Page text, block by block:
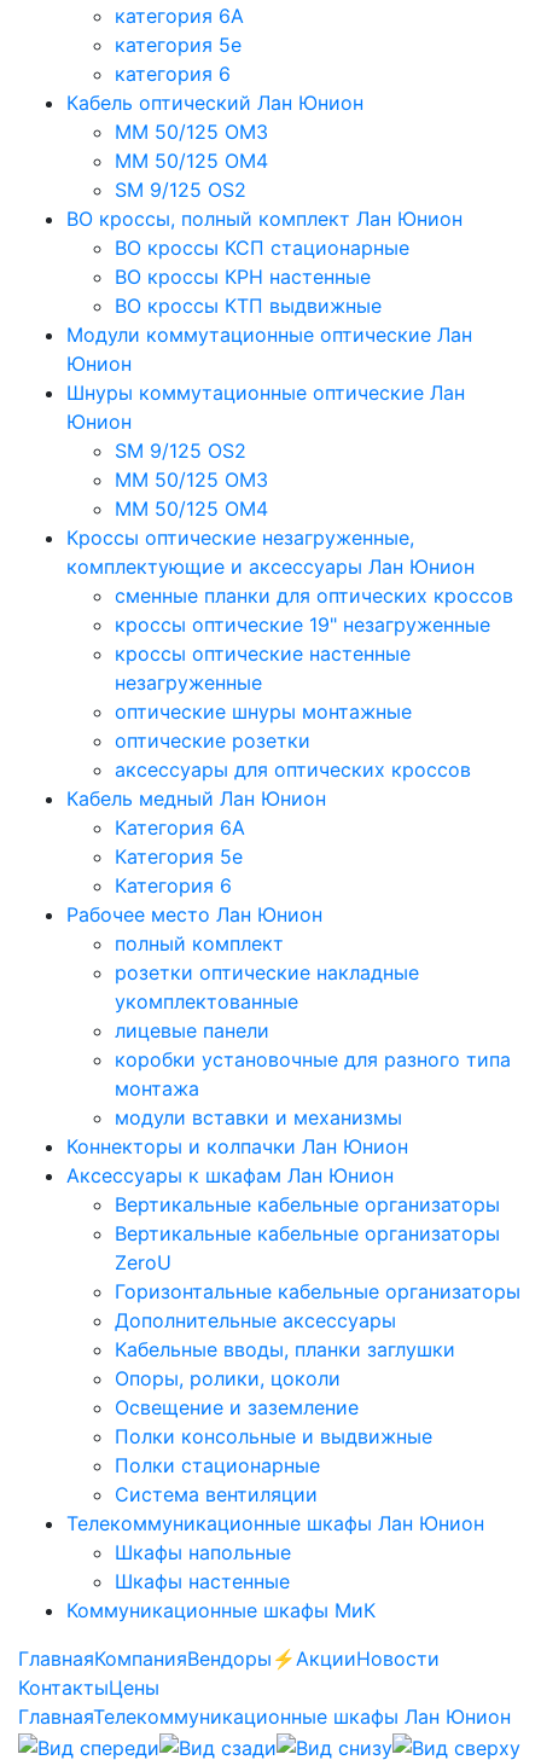
категория 6A
категория 5e
категория 6
Кабель оптический Лан Юнион
MM 50/125 OM3
MM 50/125 OM4
SM 9/125 OS2
ВО кроссы, полный комплект Лан Юнион
ВО кроссы КСП стационарные
ВО кроссы КРН настенные
ВО кроссы КТП выдвижные
Модули коммутационные оптические Лан
Юнион
Шнуры коммутационные оптические Лан
Юнион
SM 9/125 OS2
MM 50/125 OM3
MM 50/125 OM4
Кроссы оптические незагруженные,
комплектующие и аксессуары Лан Юнион
сменные планки для оптических кроссов
кроссы оптические 19" незагруженные
кроссы оптические настенные
незагруженные
оптические шнуры монтажные
оптические розетки
аксессуары для оптических кроссов
Кабель медный Лан Юнион
Категория 6A
Категория 5e
Категория 6
Рабочее место Лан Юнион
полный комплект
розетки оптические накладные
укомплектованные
лицевые панели
коробки установочные для разного типа
монтажа
модули вставки и механизмы
Коннекторы и колпачки Лан Юнион
Аксессуары к шкафам Лан Юнион
Вертикальные кабельные организаторы
Вертикальные кабельные организаторы
ZeroU
Горизонтальные кабельные организаторы
Дополнительные аксессуары
Кабельные вводы, планки заглушки
Опоры, ролики, цоколи
Освещение и заземление
Полки консольные и выдвижные
Полки стационарные
Система вентиляции
Телекоммуникационные шкафы Лан Юнион
Шкафы напольные
Шкафы настенные
Коммуникационные шкафы МиК
ГлавнаяКомпанияВендоры ⚡️АкцииНовости
КонтактыЦены
ГлавнаяТелекоммуникационные шкафы Лан Юнион